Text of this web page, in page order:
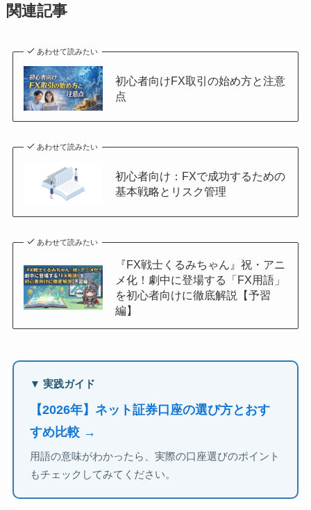
関連記事
あわせて読みたい
初心者向けFX取引の始め方と注意
点
あわせて読みたい
初心者向け：FXで成功するための
基本戦略とリスク管理
あわせて読みたい
『FX戦士くるみちゃん』祝・アニ
メ化！劇中に登場する「FX用語」
を初心者向けに徹底解説【予習
編】
▼ 実践ガイド
【2026年】ネット証券口座の選び方とおす
すめ比較 →
用語の意味がわかったら、実際の口座選びのポイント
もチェックしてみてください。